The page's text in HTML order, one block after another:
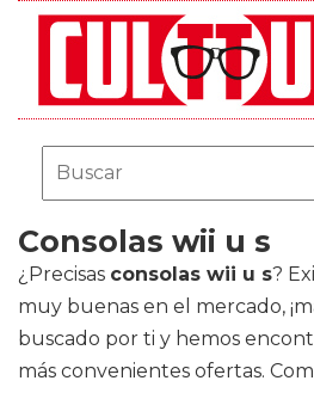
Consolas wii u s
¿Precisas consolas wii u s?
muy buenas en el mercado,
buscado por ti y hemos
más convenientes ofertas.